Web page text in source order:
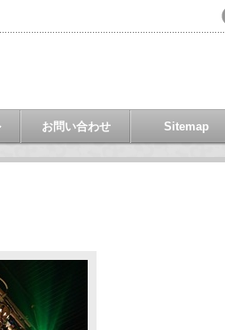
お問い合わせ Sitemap